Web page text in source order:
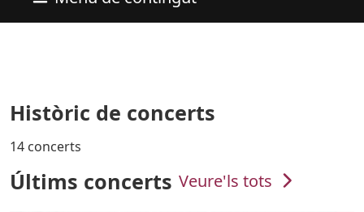
Històric de concerts
14 concerts
Últims concerts Veure'ls tots